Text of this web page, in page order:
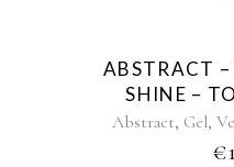
ABSTRACT
SHINE –
Abstract, Gel,
€